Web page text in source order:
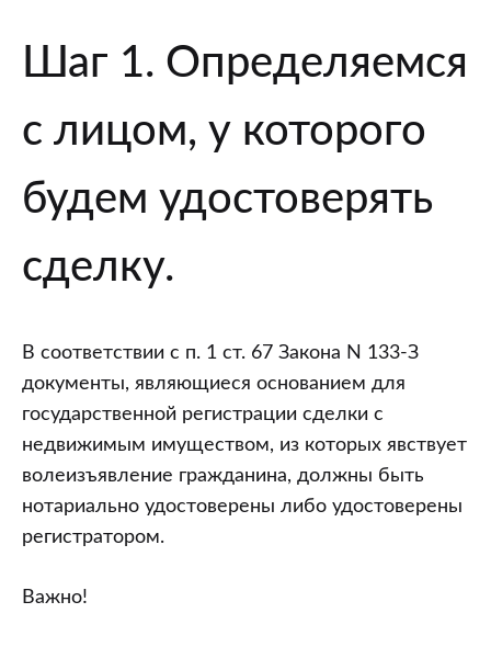
Шаг 1. Определяемся
с лицом, у которого
будем удостоверять
сделку.
В соответствии с п. 1 ст. 67 Закона N 133-З
документы, являющиеся основанием для
государственной регистрации сделки с
недвижимым имуществом, из которых явствует
волеизъявление гражданина, должны быть
нотариально удостоверены либо удостоверены
регистратором.
Важно!